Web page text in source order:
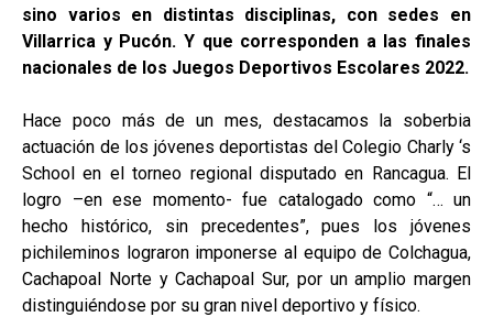
sino varios en distintas disciplinas, con sedes en
Villarrica y Pucón. Y que corresponden a las finales
nacionales de los Juegos Deportivos Escolares 2022.
Hace poco más de un mes, destacamos la soberbia
actuación de los jóvenes deportistas del Colegio Charly ‘s
School en el torneo regional disputado en Rancagua. El
logro –en ese momento- fue catalogado como “… un
hecho histórico, sin precedentes”, pues los jóvenes
pichileminos lograron imponerse al equipo de Colchagua,
Cachapoal Norte y Cachapoal Sur, por un amplio margen
distinguiéndose por su gran nivel deportivo y físico.